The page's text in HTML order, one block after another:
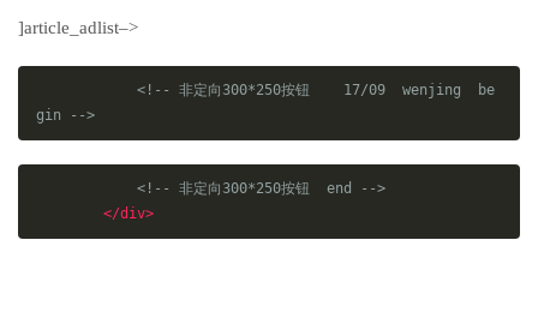
]article_adlist–>
<!-- 非定向300*250按钮    17/09  wenjing  be
gin -->
<!-- 非定向300*250按钮  end -->
</div>